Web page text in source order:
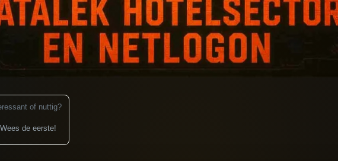
of nuttig?
Wees de eerste!